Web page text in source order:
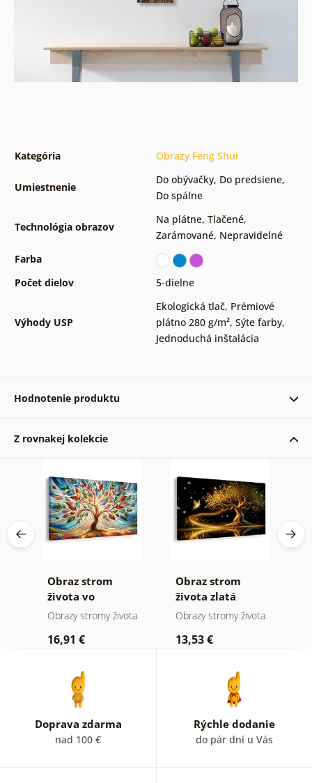
Kategória Obrazy Feng Shui
Umiestnenie
Do obývačky, Do predsiene,
Do spálne
Technológia obrazov
Na plátne, Tlačené,
Zarámované, Nepravidelné
Farba
Počet dielov
5-dielne
Výhody USP
Ekologická tlač, Prémiové
plátno 280 g/m², Sýte farby,
Jednoduchá inštalácia
Hodnotenie produktu
Z rovnakej kolekcie
Obraz strom
života vo
farebnej vitráži
Obrazy stromy života
16,91 €
Obraz strom
života zlatá
mágia
Obrazy stromy života
13,53 €
Doprava zdarma
nad 100 €
Rýchle dodanie
do pár dní u Vás